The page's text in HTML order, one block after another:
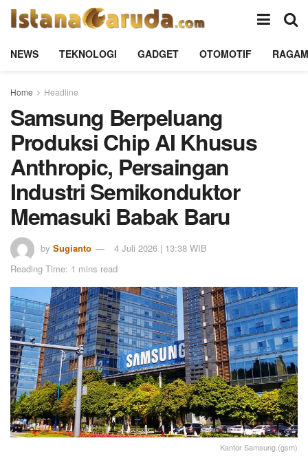
NEWS TEKNOLOGI GADGET OTOMOTIF RAGAM
Home Headline
Samsung Berpeluang
Produksi Chip AI Khusus
Anthropic, Persaingan
Industri Semikonduktor
Memasuki Babak Baru
by Sugianto
4 Juli 2026 | 13:38 WIB
Reading Time: 1 mins read
Kantor Samsung.(gsm)